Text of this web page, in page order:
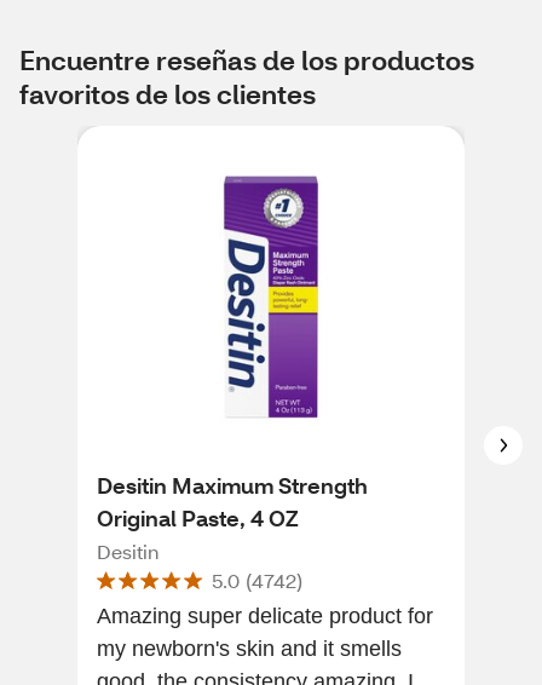
Encuentre reseñas de los productos
favoritos de los clientes
Desitin Maximum Strength
Original Paste, 4 OZ
Desitin
5.0 (4742)
Amazing super delicate product for
my newborn's skin and it smells